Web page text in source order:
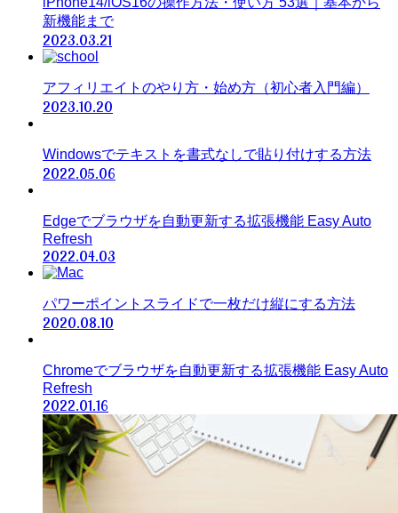
新機能まで
2023.03.21
アフィリエイトのやり方・始め方（初心者入門編）
2023.10.20
Windowsでテキストを書式なしで貼り付けする方法
2022.05.06
Edgeでブラウザを自動更新する拡張機能 Easy Auto
Refresh
2022.04.03
パワーポイントスライドで一枚だけ縦にする方法
2020.08.10
Chromeでブラウザを自動更新する拡張機能 Easy Auto
Refresh
2022.01.16